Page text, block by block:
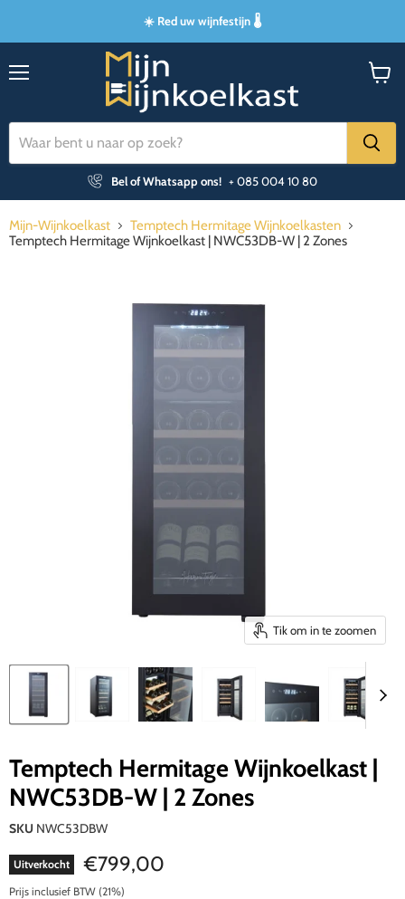
☀️ Red uw wijnfestijn 🌡️
Bel of Whatsapp ons! + 085 004 10 80
Mijn-Wijnkoelkast
Temptech Hermitage Wijnkoelkasten
Temptech Hermitage Wijnkoelkast | NWC53DB-W | 2 Zones
Tik om in te zoomen
Temptech Hermitage Wijnkoelkast |
NWC53DB-W | 2 Zones
SKU NWC53DBW
Uitverkocht Huidige prijs
€799,00
Prijs inclusief BTW (21%)